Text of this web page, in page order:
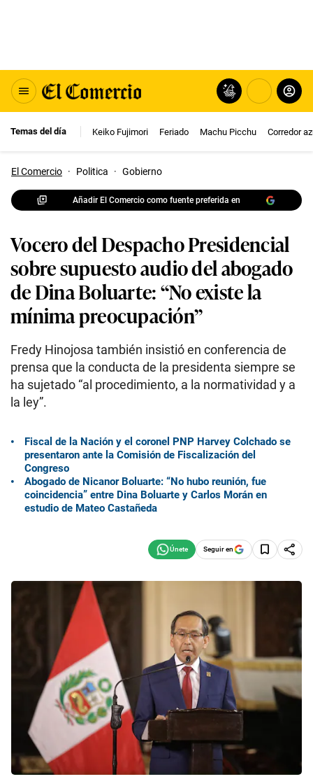
Temas del día Keiko Fujimori Feriado Machu Picchu Corredor
El Comercio · Politica · Gobierno
Añadir El Comercio como fuente preferida en
Vocero del Despacho Presidencial
sobre supuesto audio del abogado
de Dina Boluarte: “No existe la
mínima preocupación”
Fredy Hinojosa también insistió en conferencia de
prensa que la conducta de la presidenta siempre se
ha sujetado “al procedimiento, a la normatividad y a
la ley”.
Fiscal de la Nación y el coronel PNP Harvey Colchado se
presentaron ante la Comisión de Fiscalización del
Congreso
Abogado de Nicanor Boluarte: “No hubo reunión, fue
coincidencia” entre Dina Boluarte y Carlos Morán en
estudio de Mateo Castañeda
Seguir en